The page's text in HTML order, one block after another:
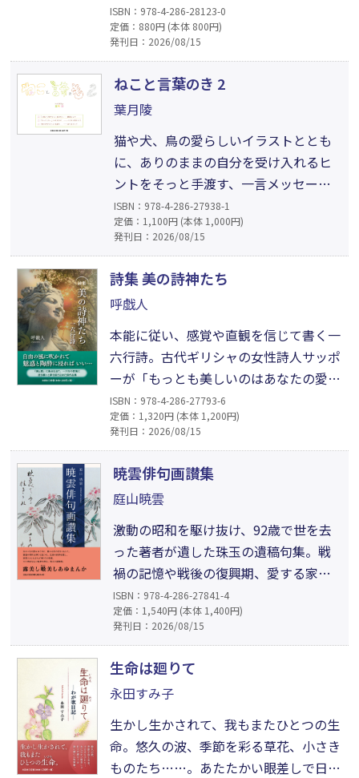
に、その時の喜びや悲しみなどの記憶も
よみがえるでしょう。大切な存在と過ご
なたが歩いていく一助になります。人生
は有限だから、どうか恥ずかしがらずに
感謝を伝えて……大切な存在への想い
を“あなた”へ語りかける形で綴った詩
集。
ISBN：978-4-286-28123-0
定価：880円 (本体 800円)
発刊日：2026/08/15
ねこと言葉のき 2
葉月陵
猫や犬、鳥の愛らしいイラストととも
に、ありのままの自分を受け入れるヒ
ントをそっと手渡す、一言メッセージ
集。自己肯定感に揺れる日々に寄り添
う癒しの言葉から、「できっこない」
に挑む背中を押す励ましまで、どのペ
ージから開いても心がほぐれる。疲れ
た時のお守りとして、いつも傍らに置
いておきたい一冊。本書はぬりえとし
ても楽しむことができる。
ISBN：978-4-286-27938-1
定価：1,100円 (本体 1,000円)
発刊日：2026/08/15
詩集 美の詩神たち
呼戯人
本能に従い、感覚や直観を信じて書く一
六行詩。古代ギリシャの女性詩人サッポ
ーが「もっとも美しいのはあなたの愛す
るもの」と言っている通り、愛こそが美
を生み出すのである。そんな美と愛の微
妙な関係を著者はずっと歌っている。人
生は言葉にならない微妙な感情、運命の
働きや偶然の出会いに満ちていて、それ
を歌うために詩が作り出されたのではな
いかと思う。
ISBN：978-4-286-27793-6
定価：1,320円 (本体 1,200円)
発刊日：2026/08/15
暁雲俳句画讃集
庭山暁雲
激動の昭和を駆け抜け、92歳で世を去
った著者が遺した珠玉の遺稿句集。戦
禍の記憶や戦後の復興期、愛する家族
の成長や病との闘いなど、波乱の時代
に寄り添った私小説的な名句の数々を
収録。日々の何気ない景色や一瞬のき
らめきを、深く、瑞々しい感性で切り
取った生涯の軌跡がここにある。言葉
の奥から溢れる家族への慈愛と、いの
ちの輝きが胸を打つ一冊。
ISBN：978-4-286-27841-4
定価：1,540円 (本体 1,400円)
発刊日：2026/08/15
生命は廻りて
永田すみ子
生かし生かされて、我もまたひとつの生
命。悠久の波、季節を彩る草花、小さき
ものたち……。あたたかい眼差しで日々